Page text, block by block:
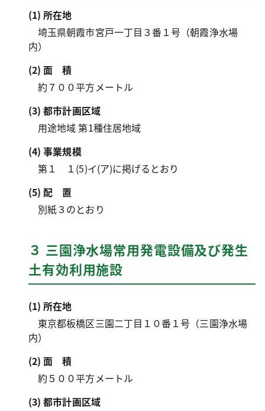
(1) 所在地
埼玉県朝霞市宮戸一丁目３番１号（朝霞浄水場
内）
(2)面積
約７００平方メートル
(3) 都市計画区域
用途地域 第1種住居地域
(4) 事業規模
第１ １(5)イ(ア)に掲げるとおり
(5)配置
別紙３のとおり
３ 三園浄水場常用発電設備及び発生
土有効利用施設
(1) 所在地
東京都板橋区三園二丁目１０番１号（三園浄水場
内）
(2)面積
約５００平方メートル
(3) 都市計画区域